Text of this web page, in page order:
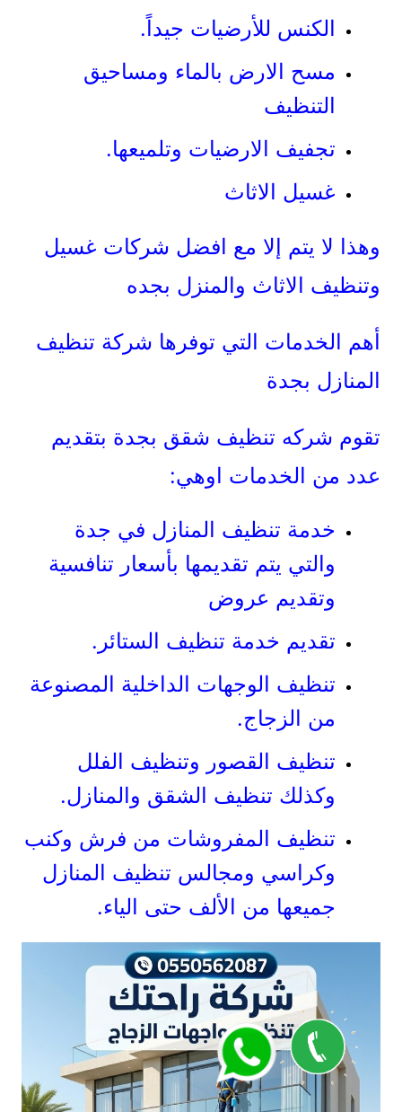
الكنس للأرضيات جيداً.
مسح الارض بالماء ومساحيق
التنظيف
تجفيف الارضيات وتلميعها.
غسيل الاثاث
وهذا لا يتم إلا مع افضل شركات غسيل
وتنظيف الاثاث والمنزل بجده
أهم الخدمات التي توفرها شركة تنظيف
المنازل بجدة
تقوم شركه تنظيف شقق بجدة بتقديم
عدد من الخدمات اوهي:
خدمة تنظيف المنازل في جدة
والتي يتم تقديمها بأسعار تنافسية
وتقديم عروض
تقديم خدمة تنظيف الستائر.
تنظيف الوجهات الداخلية المصنوعة
من الزجاج.
تنظيف القصور وتنظيف الفلل
وكذلك تنظيف الشقق والمنازل.
تنظيف المفروشات من فرش وكنب
وكراسي ومجالس تنظيف المنازل
جميعها من الألف حتى الياء.